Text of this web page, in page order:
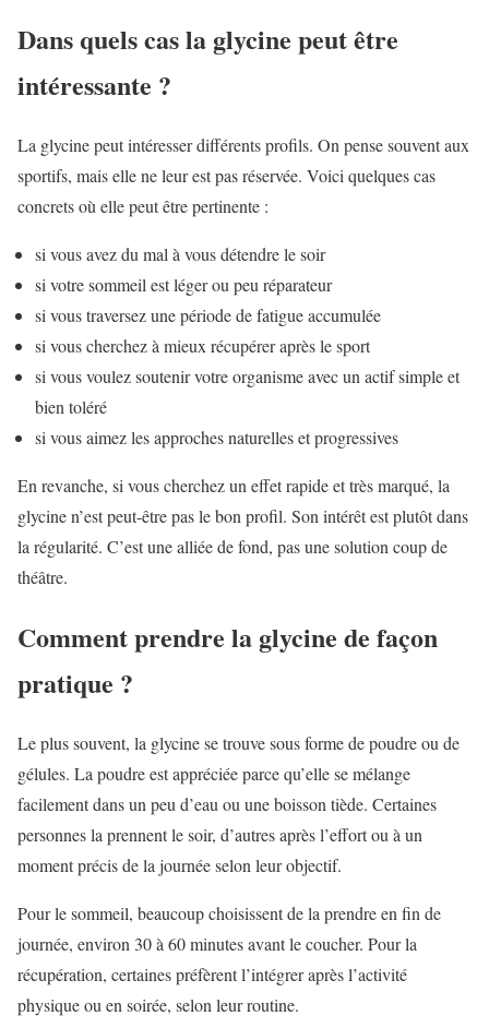
Dans quels cas la glycine peut être
intéressante ?
La glycine peut intéresser différents profils. On pense souvent aux
sportifs, mais elle ne leur est pas réservée. Voici quelques cas
concrets où elle peut être pertinente :
si vous avez du mal à vous détendre le soir
si votre sommeil est léger ou peu réparateur
si vous traversez une période de fatigue accumulée
si vous cherchez à mieux récupérer après le sport
si vous voulez soutenir votre organisme avec un actif simple et
bien toléré
si vous aimez les approches naturelles et progressives
En revanche, si vous cherchez un effet rapide et très marqué, la
glycine n’est peut-être pas le bon profil. Son intérêt est plutôt dans
la régularité. C’est une alliée de fond, pas une solution coup de
théâtre.
Comment prendre la glycine de façon
pratique ?
Le plus souvent, la glycine se trouve sous forme de poudre ou de
gélules. La poudre est appréciée parce qu’elle se mélange
facilement dans un peu d’eau ou une boisson tiède. Certaines
personnes la prennent le soir, d’autres après l’effort ou à un
moment précis de la journée selon leur objectif.
Pour le sommeil, beaucoup choisissent de la prendre en fin de
journée, environ 30 à 60 minutes avant le coucher. Pour la
récupération, certaines préfèrent l’intégrer après l’activité
physique ou en soirée, selon leur routine.